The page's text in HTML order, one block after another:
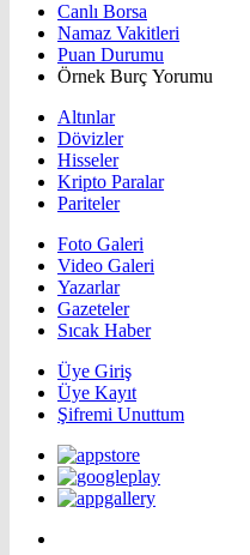
Canlı Borsa
Namaz Vakitleri
Puan Durumu
Örnek Burç Yorumu
Altınlar
Dövizler
Hisseler
Kripto Paralar
Pariteler
Foto Galeri
Video Galeri
Yazarlar
Gazeteler
Sıcak Haber
Üye Giriş
Üye Kayıt
Şifremi Unuttum